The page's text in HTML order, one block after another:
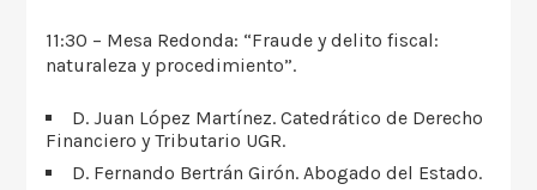
11:30 – Mesa Redonda: “Fraude y delito fiscal:
naturaleza y procedimiento”.
D. Juan López Martínez. Catedrático de Derecho
Financiero y Tributario UGR.
D. Fernando Bertrán Girón. Abogado del Estado.